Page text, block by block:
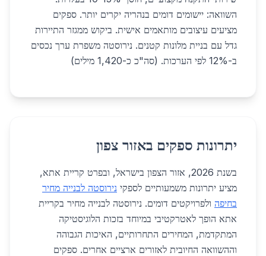
השוואה: יישומים דומים בנהריה יקרים יותר. ספקים
מציעים עיצובים מותאמים אישית. ביקוש ממגזר התיירות
גדל עם בניית מלונות קטנים. נירוסטה משפרת ערך נכסים
ב-12% לפי הערכות. (סה"כ כ-1,420 מילים)
יתרונות ספקים באזור צפון
בשנת 2026, אזור הצפון בישראל, ובפרט קריית אתא,
מציע יתרונות משמעותיים לספקי נירוסטה לבנייה מחיר
בחיפה ולפרויקטים דומים. נירוסטה לבנייה מחיר בקריית
אתא הופך לאטרקטיבי במיוחד בזכות הלוגיסטיקה
המתקדמת, המחירים התחרותיים, האיכות הגבוהה
וההשוואה החיובית לאזורים ארציים אחרים. ספקים